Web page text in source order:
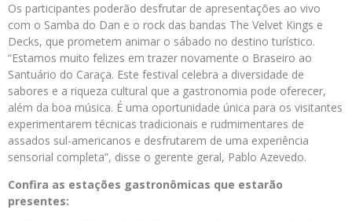
Os participantes poderão desfrutar de apresentações ao vivo
com o Samba do Dan e o rock das bandas The Velvet Kings e
Decks, que prometem animar o sábado no destino turístico.
“Estamos muito felizes em trazer novamente o Braseiro ao
Santuário do Caraça. Este festival celebra a diversidade de
sabores e a riqueza cultural que a gastronomia pode oferecer,
além da boa música. É uma oportunidade única para os visitantes
experimentarem técnicas tradicionais e rudmimentares de
assados sul-americanos e desfrutarem de uma experiência
sensorial completa”, disse o gerente geral, Pablo Azevedo.
Confira as estações gastronômicas que estarão
presentes: